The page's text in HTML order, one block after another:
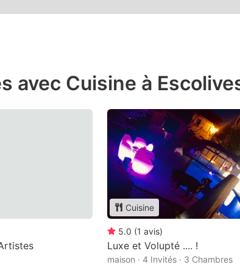
avec Cuisine à
Cuisine
5.0 (1 avis)
Luxe et Volupté .... !
maison · 4 Invités · 3 Chambres